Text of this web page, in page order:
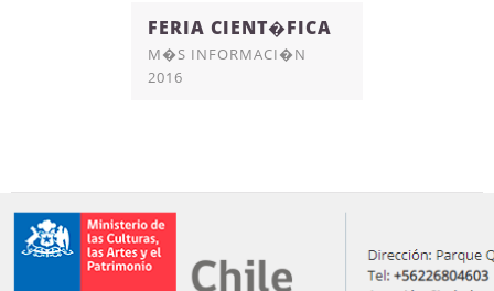
FERIA CIENT�FICA
M�S INFORMACI�N
2016